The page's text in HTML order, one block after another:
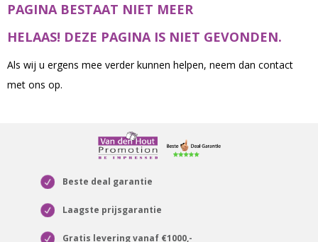
PAGINA BESTAAT NIET MEER
HELAAS! DEZE PAGINA IS NIET GEVONDEN.
Als wij u ergens mee verder kunnen helpen, neem dan contact
met ons op.
Beste deal garantie
Laagste prijsgarantie
Gratis levering vanaf €1000,-